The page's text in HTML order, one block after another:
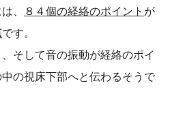
、 ８４個の経絡のポイント が
です。
そして音の振動が経絡のポイ
の視床下部へと伝わるそうで